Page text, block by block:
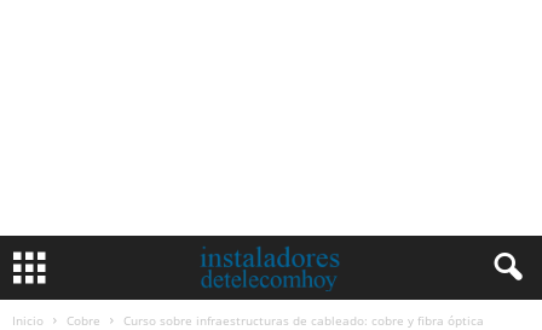
Inicio Cobre Curso sobre infraestructuras de cableado: cobre y fibra óptica